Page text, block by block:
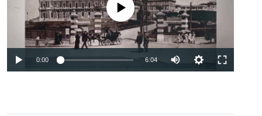
No media source currently available
0:00 6:04